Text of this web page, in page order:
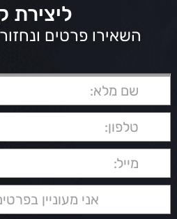
ליצירת
השאירו פרטים